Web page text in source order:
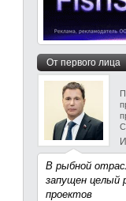
От первого лица
В рыбной
запущен целый
проектов